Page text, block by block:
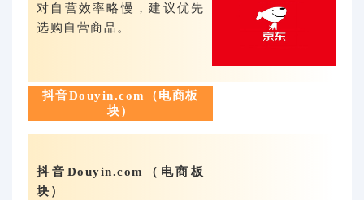
对自营效率略慢，建议优先
选购自营商品。
抖音Douyin.com（电商板
块）
抖音Douyin.com（电商板
块）